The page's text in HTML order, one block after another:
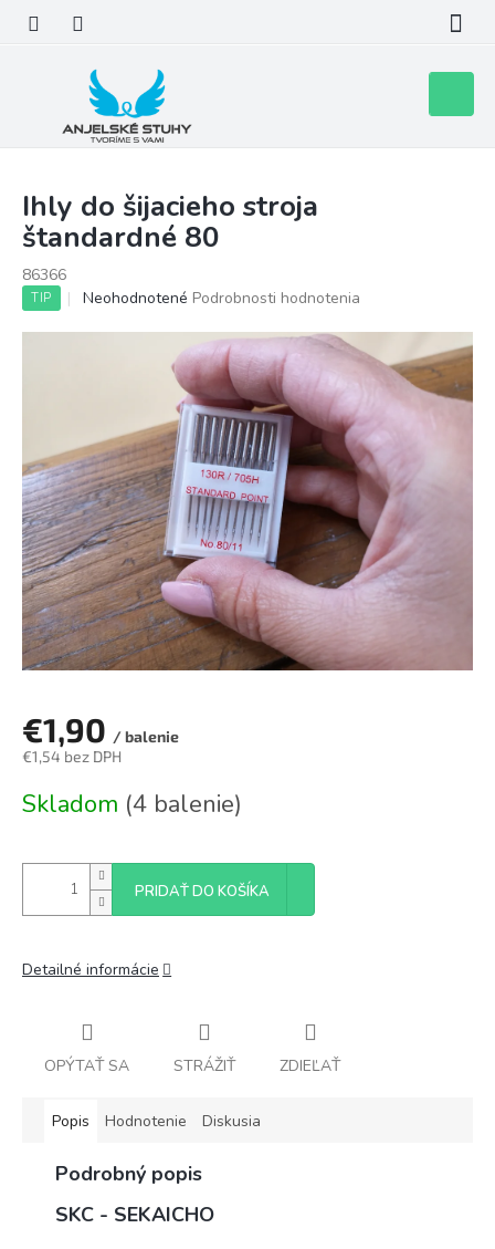
obsah
košík
Ihly do šijacieho stroja
štandardné 80
86366
TIP
Priemerné
produktu
hviezdičiek.
Neohodnotené Podrobnosti hodnotenia
€1,90 / balenie
€1,54 bez DPH
cena:
Skladom (4 balenie)
PRIDAŤ DO KOŠÍKA
Detailné informácie
OPÝTAŤ SA STRÁŽIŤ ZDIEĽAŤ
Popis Hodnotenie Diskusia
Podrobný popis
SKC - SEKAICHO